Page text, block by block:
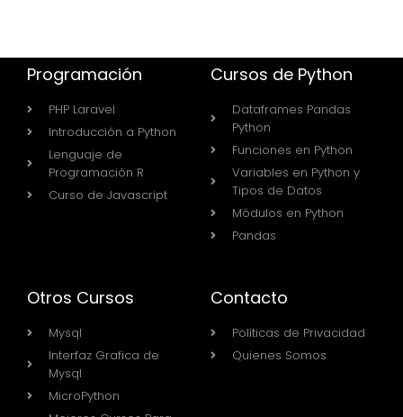
Programación
PHP Laravel
Introducción a Python
Lenguaje de
Programación R
Curso de Javascript
Cursos de Python
Dataframes Pandas
Python
Funciones en Python
Variables en Python y
Tipos de Datos
Módulos en Python
Pandas
Otros Cursos
Mysql
Interfaz Grafica de
Mysql
MicroPython
Contacto
Políticas de Privacidad
Quienes Somos